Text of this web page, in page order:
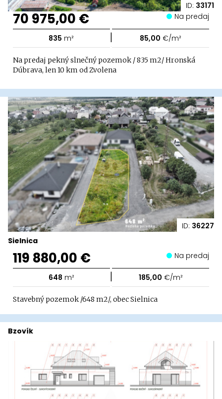
ID: 33171
70 975,00 € Na predaj
835 m² | 85,00 €/m²
Na predaj pekný slnečný pozemok / 835 m2/ Hronská
Dúbrava, len 10 km od Zvolena
ID: 36227
Sielnica
119 880,00 € Na predaj
648 m² | 185,00 €/m²
Stavebný pozemok /648 m2/, obec Sielnica
Bzovík